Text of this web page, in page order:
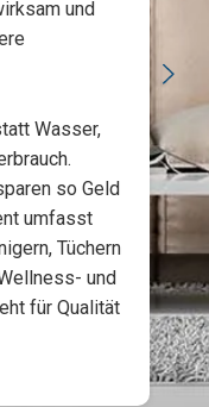
und Gewerbe
1 Liter
Unsere Spezial
es jetzt aus!
und
Wasser,
so Geld
umfasst
Tüchern
und
für Qualität